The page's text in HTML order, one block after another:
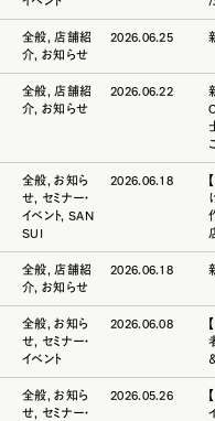
全般, 店舗紹
介,お知らせ
2026.06.25
全般, 店舗紹
介,お知らせ
2026.06.22
全般,お知ら
せ, セミナー・
イベント, SAN
SUI
2026.06.18
全般, 店舗紹
介,お知らせ
2026.06.18
全般,お知ら
せ, セミナー・
イベント
2026.06.08
全般,お知ら
せ, セミナー・
2026.05.26